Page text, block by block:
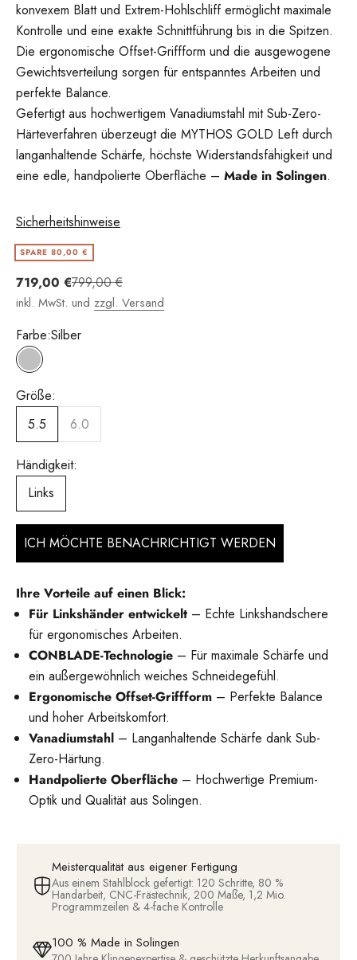
konvexem Blatt und Extrem-Hohlschliff ermöglicht maximale
Kontrolle und eine exakte Schnittführung bis in die Spitzen.
Die ergonomische Offset-Griffform und die ausgewogene
Gewichtsverteilung sorgen für entspanntes Arbeiten und
perfekte Balance.
Gefertigt aus hochwertigem Vanadiumstahl mit Sub-Zero-
Härteverfahren überzeugt die MYTHOS GOLD Left durch
langanhaltende Schärfe, höchste Widerstandsfähigkeit und
eine edle, handpolierte Oberfläche – Made in Solingen.
Sicherheitshinweise
SPARE 80,00 €
Angebot
719,00 €Regulärer Preis
799,00 €
inkl. MwSt. und zzgl. Versand
Farbe:Silber
Silber
Größe:
5.5
6.0
Händigkeit:
Links
ICH MÖCHTE BENACHRICHTIGT WERDEN
Ihre Vorteile auf einen Blick:
Für Linkshänder entwickelt – Echte Linkshandschere
für ergonomisches Arbeiten.
CONBLADE-Technologie – Für maximale Schärfe und
ein außergewöhnlich weiches Schneidegefühl.
Ergonomische Offset-Griffform – Perfekte Balance
und hoher Arbeitskomfort.
Vanadiumstahl – Langanhaltende Schärfe dank Sub-
Zero-Härtung.
Handpolierte Oberfläche – Hochwertige Premium-
Optik und Qualität aus Solingen.
Meisterqualität aus eigener Fertigung
Aus einem Stahlblock gefertigt: 120 Schritte, 80 %
Handarbeit, CNC-Frästechnik, 200 Maße, 1,2 Mio.
Programmzeilen & 4-fache Kontrolle
100 % Made in Solingen